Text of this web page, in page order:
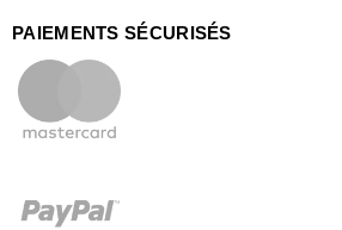
PAIEMENTS SÉCURISÉS